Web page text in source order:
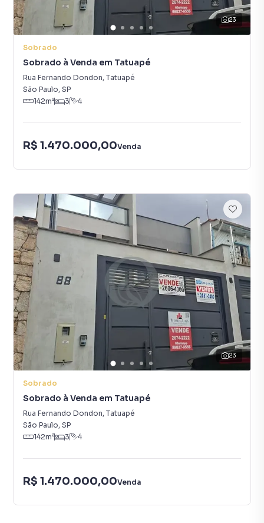
23
Sobrado
Sobrado à Venda em Tatuapé
Rua Fernando Dondon, Tatuapé
São Paulo, SP
142m² 3 4
R$ 1.470.000,00Venda
23
Sobrado
Sobrado à Venda em Tatuapé
Rua Fernando Dondon, Tatuapé
São Paulo, SP
142m² 3 4
R$ 1.470.000,00Venda